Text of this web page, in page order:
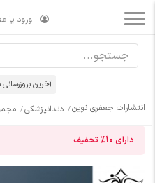
ورود یا
آخرین بروزرسانی شنبه
انتشارات جعفری نوین دندانپزشکی
دارای 10% تخفیف